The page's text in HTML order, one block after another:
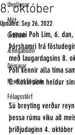
Unglingar
Mót
Gráðanir
Æfingabúðir
Dómarar
News in English
Félagsstörf
8. október
Updated:Sep 26, 2022
Sensei Poh Lim, 6.
Þórshamri frá
með laugardagsins 8.
Poh kennir alla tíma
C. flokki sem heldur
Sú breyting verður
þessa rúmu viku að
þriðjudaginn 4.